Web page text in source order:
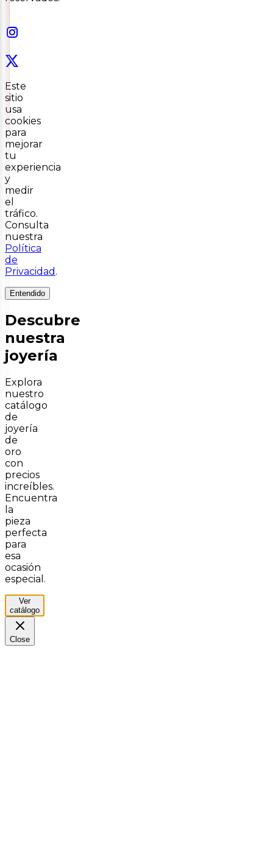
Este
sitio
usa
cookies
para
mejorar
tu
experiencia
y
medir
el
tráfico.
Consulta
nuestra
Política
de
Privacidad .
Entendido
Descubre
nuestra
joyería
Explora
nuestro
catálogo
de
joyería
de
oro
con
precios
increíbles.
Encuentra
la
pieza
perfecta
para
esa
ocasión
especial.
Ver
catálogo
Close